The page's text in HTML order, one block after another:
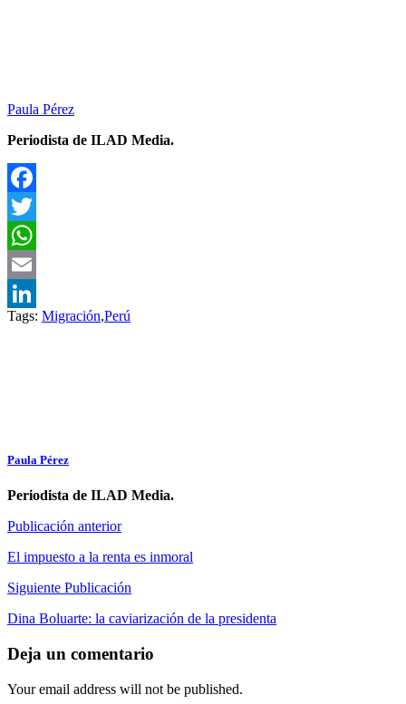
Paula Pérez
Periodista de ILAD Media.
Facebook
Twitter
WhatsApp
Email
LinkedIn
Tags: Migración,Perú
Paula Pérez
Periodista de ILAD Media.
Publicación anterior
El impuesto a la renta es inmoral
Siguiente Publicación
Dina Boluarte: la caviarización de la presidenta
Deja un comentario
Your email address will not be published.